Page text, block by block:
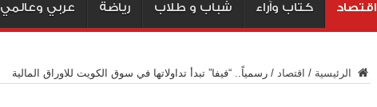
اقتصاد كتاب وآراء شباب و طلاب رياضة عربي وعالمي
الرئيسية / اقتصاد / رسمياً.. “فيفا” تبدأ تداولاتها في سوق الكويت للاوراق المالية